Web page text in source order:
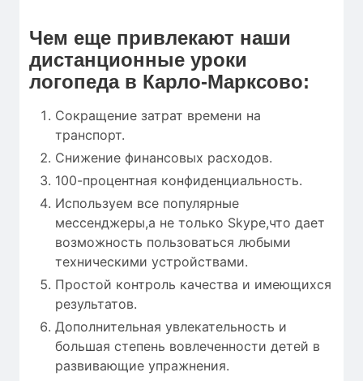
Чем еще привлекают наши
дистанционные уроки
логопеда в Карло-Марксово:
Сокращение затрат времени на
транспорт.
Снижение финансовых расходов.
100-процентная конфиденциальность.
Используем все популярные
мессенджеры,а не только Skype,что дает
возможность пользоваться любыми
техническими устройствами.
Простой контроль качества и имеющихся
результатов.
Дополнительная увлекательность и
большая степень вовлеченности детей в
развивающие упражнения.